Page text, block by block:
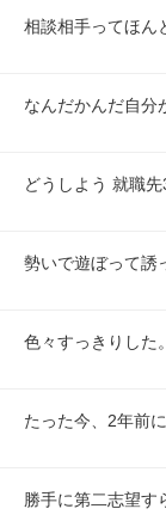
相談相手ってほん
なんだかんだ自分
どうしよう 就職
勢いで遊ぼって誘
色々すっきりした
たった今、2年前
勝手に第二志望す